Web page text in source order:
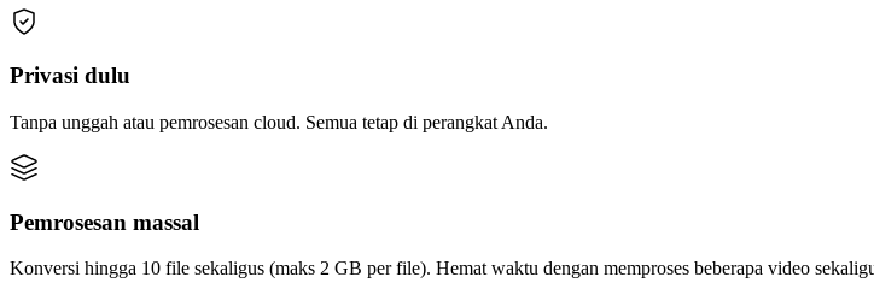
Privasi dulu
Tanpa unggah atau pemrosesan cloud. Semua tetap di perangkat Anda.
Pemrosesan massal
Konversi hingga 10 file sekaligus (maks 2 GB per file). Hemat waktu dengan memproses beberapa video